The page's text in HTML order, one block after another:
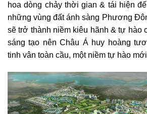
hoa dòng chảy thời gian & tái hiện
những vùng đất ánh sàng Phương
sẽ trở thành niềm kiêu hãnh & tự hào
sáng tạo nên Châu Á huy hoàng
tinh vân toàn cầu, một niềm tự hào